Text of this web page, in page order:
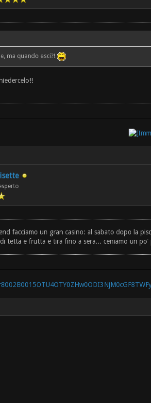
ma quando esci?!
facciamo un gran casino: al sabato dopo la
tetta e frutta e tira fino a sera... ceniamo un po'